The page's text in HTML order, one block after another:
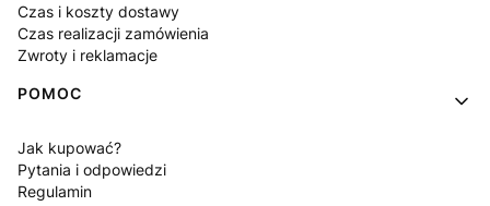
Czas i koszty dostawy
Czas realizacji zamówienia
Zwroty i reklamacje
POMOC
Jak kupować?
Pytania i odpowiedzi
Regulamin